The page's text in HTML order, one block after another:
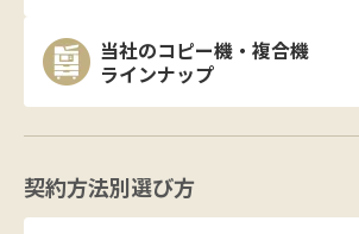
当社のコピー機・複合機
ラインナップ
契約方法別選び方